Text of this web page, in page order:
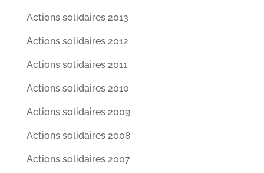
Actions solidaires 2013
Actions solidaires 2012
Actions solidaires 2011
Actions solidaires 2010
Actions solidaires 2009
Actions solidaires 2008
Actions solidaires 2007